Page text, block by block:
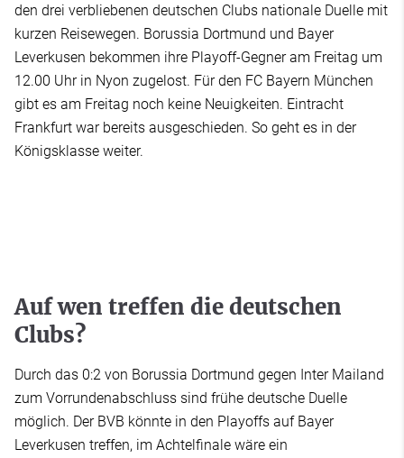
den drei verbliebenen deutschen Clubs nationale Duelle mit
kurzen Reisewegen. Borussia Dortmund und Bayer
Leverkusen bekommen ihre Playoff-Gegner am Freitag um
12.00 Uhr in Nyon zugelost. Für den FC Bayern München
gibt es am Freitag noch keine Neuigkeiten. Eintracht
Frankfurt war bereits ausgeschieden. So geht es in der
Königsklasse weiter.
Auf wen treffen die deutschen
Clubs?
Durch das 0:2 von Borussia Dortmund gegen Inter Mailand
zum Vorrundenabschluss sind frühe deutsche Duelle
möglich. Der BVB könnte in den Playoffs auf Bayer
Leverkusen treffen, im Achtelfinale wäre ein